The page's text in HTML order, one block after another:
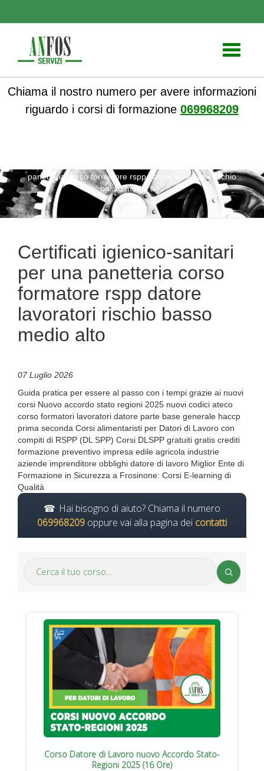
Toggle
Chiama il nostro numero per avere informazioni
riguardo i corsi di formazione 069968209
panetteria corso formatore rspp datore lavoratori rischio
basso medio alto
Certificati igienico-sanitari
per una panetteria corso
formatore rspp datore
lavoratori rischio basso
medio alto
07 Luglio 2026
Guida pratica per essere al passo con i tempi grazie ai nuovi
corsi Nuovo accordo stato regioni 2025 nuovi codici ateco
corso formatori lavoratori datore parte base generale haccp
prima seconda Corsi alimentaristi per Datori di Lavoro con
compiti di RSPP (DL SPP) Corsi DLSPP gratuiti gratis crediti
formazione preventivo impresa edile agricola industrie
aziende imprenditore obblighi datore di lavoro Miglior Ente di
Formazione in Sicurezza a Frosinone: Corsi E-learning di
Qualità
Hai bisogno di aiuto? Chiama il numero
069968209 oppure vai alla pagina dei contatti
Corso Datore di Lavoro nuovo Accordo Stato-
Regioni 2025 (16 Ore)